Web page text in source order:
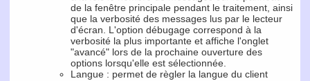
de la fenêtre principale pendant le traitement, ainsi
que la verbosité des messages lus par le lecteur
d'écran. L'option débugage correspond à la
verbosité la plus importante et affiche l'onglet
"avancé" lors de la prochaine ouverture des
options lorsqu'elle est sélectionnée.
Langue : permet de règler la langue du client